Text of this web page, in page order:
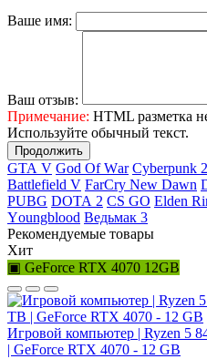
Ваше имя:
Ваш отзыв:
Примечание: HTML разметка
Используйте обычный текст.
Продолжить
GТА V Gоd Оf Wаr Cyberpunk
Ваttlеfiеld V FаrСry Nеw Dаwn
РUВG DОТА 2 СS GО Elden
Yоungblооd Ведьмак 3
Рекомендуемые товары
Хит
▣ GeForce RTX 4070 12GB
Игровой компьютер | Ryzen 5
| GeForce RTX 4070 - 12 GB